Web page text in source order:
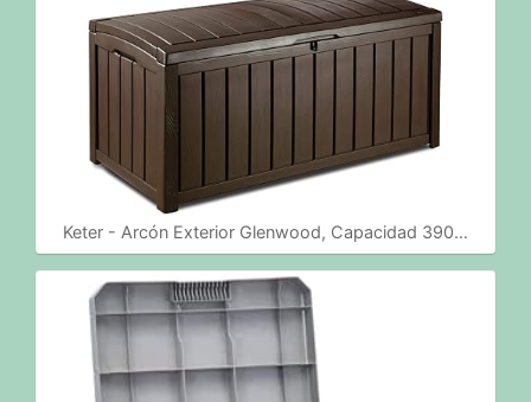
Keter - Arcón Exterior Glenwood, Capacidad 390…